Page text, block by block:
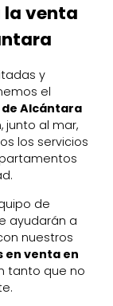
la venta
y
el
Alcántara
junto al mar,
los servicios
de
ayudarán a
nuestros
en venta en
tanto que no